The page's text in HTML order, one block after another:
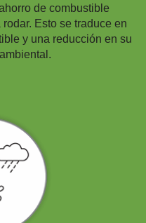
de combustible
Esto se traduce en
y una reducción en su